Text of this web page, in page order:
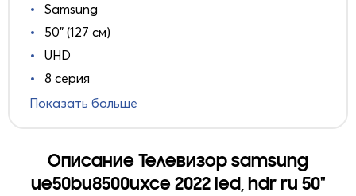
Samsung
50" (127 см)
UHD
8 серия
Показать больше
Описание Телевизор samsung
ue50bu8500uxce 2022 led, hdr ru 50"